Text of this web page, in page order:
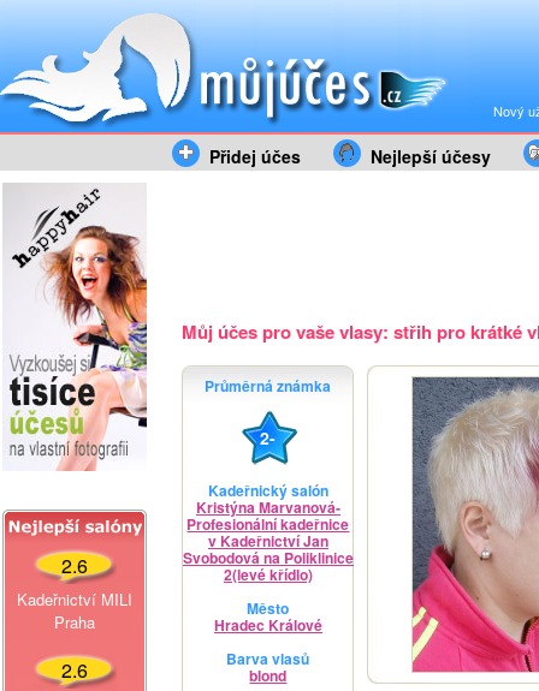
Nový
Přidej účes Nejlepší účesy
2.6
Kadeřnictví MILI
Praha
2.6
Můj účes pro vaše vlasy: střih pro krátké
Průměrná známka
2-
Kadeřnický salón
Kristýna Marvanová-
Profesionální kadeřnice
v Kadeřnictví Jan
Svobodová na Poliklinice
2(levé křídlo)
Město
Hradec Králové
Barva vlasů
blond